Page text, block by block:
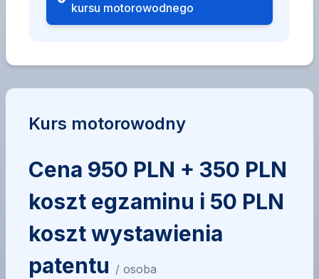
kursu motorowodnego
Kurs motorowodny
Cena 950 PLN + 350 PLN
koszt egzaminu i 50 PLN
koszt wystawienia
patentu / osoba